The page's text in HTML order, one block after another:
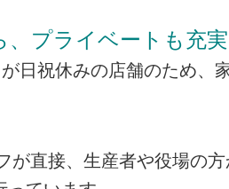
プライベートも充
日祝休みの店舗のため、
が直接、生産者や役場の